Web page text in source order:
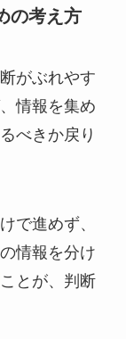
の考え方
がぶれやす
情報を集め
べきか戻り
で進めず、
情報を分け
ことが、判断